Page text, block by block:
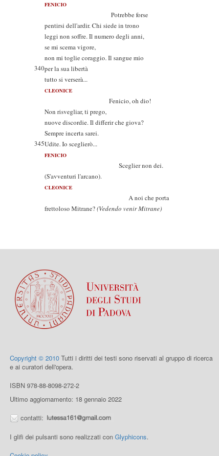
FENICIO
Potrebbe forse
pentirsi dell'ardir. Chi siede in trono
leggi non soffre. Il numero degli anni,
se mi scema vigore,
non mi toglie coraggio. Il sangue mio
340per la sua libertà
tutto si verserà...
CLEONICE
Fenicio, oh dio!
Non risvegliar, ti prego,
nuove discordie. Il differir che giova?
Sempre incerta sarei.
345Udite. Io sceglierò...
FENICIO
Sceglier non dei.
(S'avventuri l'arcano).
CLEONICE
A noi che porta
frettoloso Mitrane?(Vedendo venir Mitrane)
Copyright © 2010 Tutti i diritti dei testi sono riservati al gruppo di ricerca
e ai curatori dell'opera.
ISBN 978-88-8098-272-2
Ultimo aggiornamento: 18 gennaio 2022
contatti:
I glifi dei pulsanti sono realizzati con Glyphicons.